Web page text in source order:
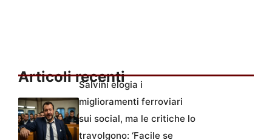
Articoli recenti
Salvini elogia i
miglioramenti ferroviari
sui social, ma le critiche lo
travolgono: ‘Facile se